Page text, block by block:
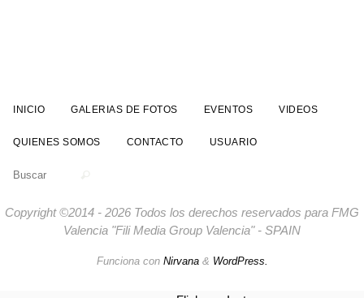
INICIO GALERIAS DE FOTOS EVENTOS VIDEOS
QUIENES SOMOS CONTACTO USUARIO
Copyright ©2014 - 2026 Todos los derechos reservados para FMG
Valencia "Fili Media Group Valencia" - SPAIN
Funciona con Nirvana& WordPress.